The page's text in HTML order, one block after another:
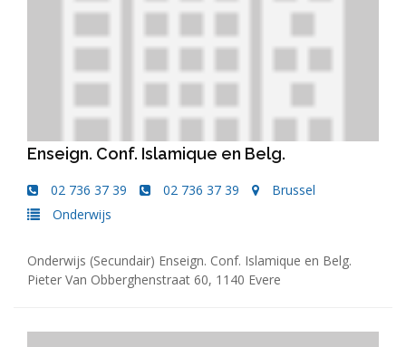
Enseign. Conf. Islamique en Belg.
02 736 37 39 02 736 37 39
Brussel
Onderwijs
Onderwijs (Secundair) Enseign. Conf. Islamique en Belg.
Pieter Van Obberghenstraat 60, 1140 Evere